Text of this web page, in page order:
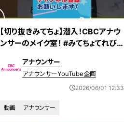
【切り抜きみてちょ】潜入！CBCアナウ
ンサーのメイク室！ #みてちょてれび #
アナウンサー
アナウンサーYouTube企画
2026/06/01 12:33
動画 アナウンサー